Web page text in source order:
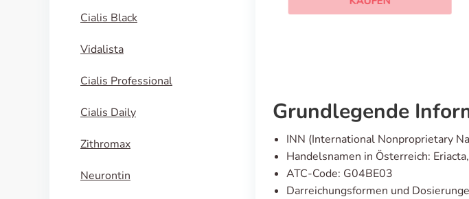
Cialis Black
Vidalista
Cialis Professional
Cialis Daily
Zithromax
Neurontin
Grundlegende
INN (International Nonproprietary
Handelsnamen in Österreich:
ATC-Code: G04BE03
Darreichungsformen und